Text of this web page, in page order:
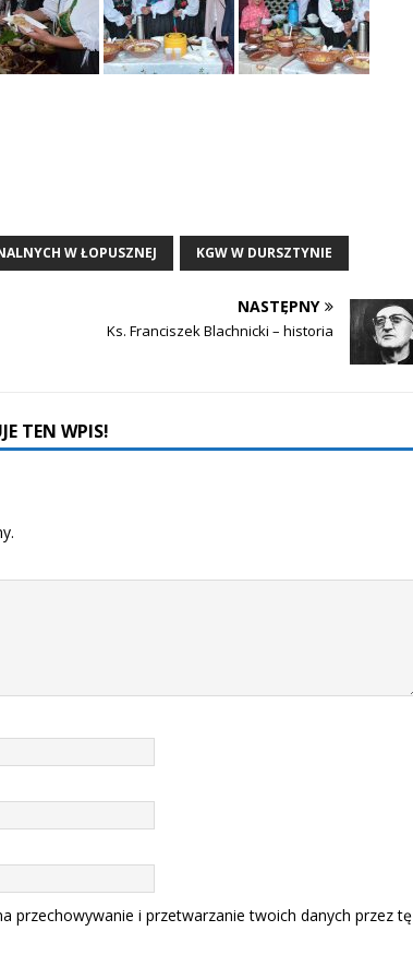
W ŁOPUSZNEJ KGW W DURSZTYNIE
NASTĘPNY
Ks. Franciszek Blachnicki – historia
TEN WPIS!
przechowywanie i przetwarzanie twoich danych przez tę